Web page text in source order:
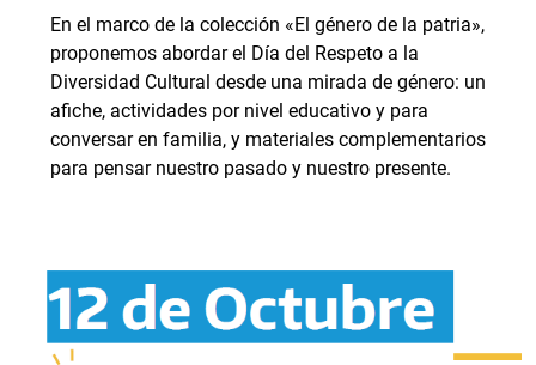
En el marco de la colección «El género de la patria»,
proponemos abordar el Día del Respeto a la
Diversidad Cultural desde una mirada de género: un
afiche, actividades por nivel educativo y para
conversar en familia, y materiales complementarios
para pensar nuestro pasado y nuestro presente.